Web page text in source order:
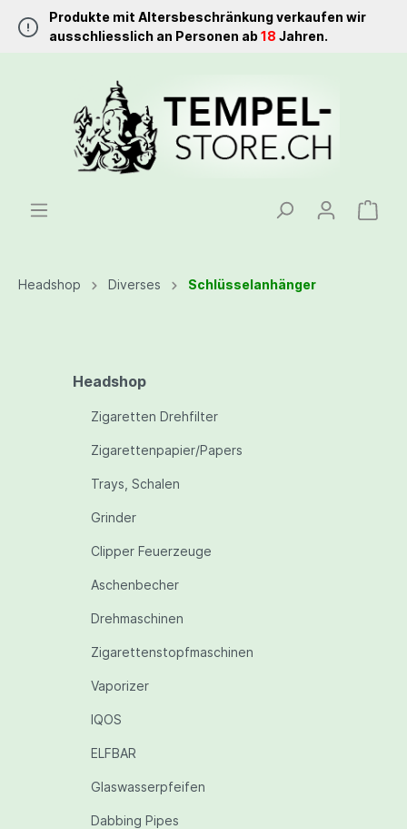
Produkte mit Altersbeschränkung verkaufen wir
ausschliesslich an Personen ab18 Jahren.
Headshop Diverses Schlüsselanhänger
Headshop
Zigaretten Drehfilter
Zigarettenpapier/Papers
Trays, Schalen
Grinder
Clipper Feuerzeuge
Aschenbecher
Drehmaschinen
Zigarettenstopfmaschinen
Vaporizer
IQOS
ELFBAR
Glaswasserpfeifen
Dabbing Pipes